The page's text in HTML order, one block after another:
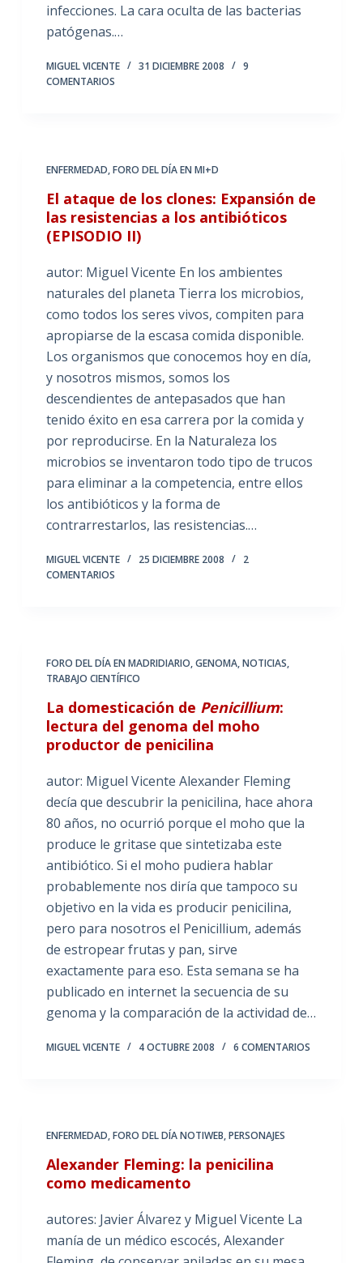
infecciones. La cara oculta de las bacterias
patógenas.…
MIGUEL VICENTE 31 DICIEMBRE 2008
9
COMENTARIOS
ENFERMEDAD,FORO DEL DÍA EN MI+D
El ataque de los clones: Expansión de
las resistencias a los antibióticos
(EPISODIO II)
autor: Miguel Vicente En los ambientes
naturales del planeta Tierra los microbios,
como todos los seres vivos, compiten para
apropiarse de la escasa comida disponible.
Los organismos que conocemos hoy en día,
y nosotros mismos, somos los
descendientes de antepasados que han
tenido éxito en esa carrera por la comida y
por reproducirse. En la Naturaleza los
microbios se inventaron todo tipo de trucos
para eliminar a la competencia, entre ellos
los antibióticos y la forma de
contrarrestarlos, las resistencias.…
MIGUEL VICENTE 25 DICIEMBRE 2008
2
COMENTARIOS
FORO DEL DÍA EN MADRIDIARIO,GENOMA,NOTICIAS,
TRABAJO CIENTÍFICO
La domesticación de Penicillium:
lectura del genoma del moho
productor de penicilina
autor: Miguel Vicente Alexander Fleming
decía que descubrir la penicilina, hace ahora
80 años, no ocurrió porque el moho que la
produce le gritase que sintetizaba este
antibiótico. Si el moho pudiera hablar
probablemente nos diría que tampoco su
objetivo en la vida es producir penicilina,
pero para nosotros el Penicillium, además
de estropear frutas y pan, sirve
exactamente para eso. Esta semana se ha
publicado en internet la secuencia de su
genoma y la comparación de la actividad de…
MIGUEL VICENTE 4 OCTUBRE 2008 6 COMENTARIOS
ENFERMEDAD,FORO DEL DÍA NOTIWEB,PERSONAJES
Alexander Fleming: la penicilina
como medicamento
autores: Javier Álvarez y Miguel Vicente La
manía de un médico escocés, Alexander